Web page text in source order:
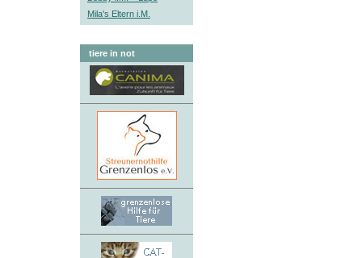
Mila's Eltern i.M.
tiere in not